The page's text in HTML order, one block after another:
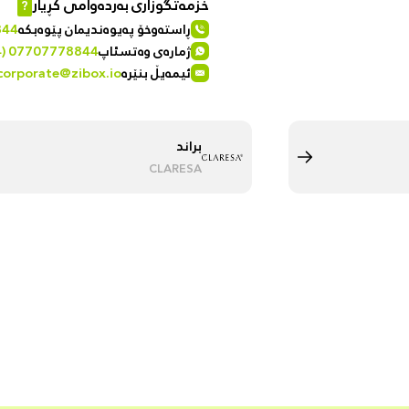
?
ڕاستەوخۆ پەیوەندیمان پێوەبکە
ژمارەی وەتسئاپ07707778844
ئیمەیڵ بنێرە
براند
CLARESA